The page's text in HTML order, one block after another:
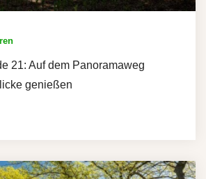
21: Auf dem Panoramaweg
genießen